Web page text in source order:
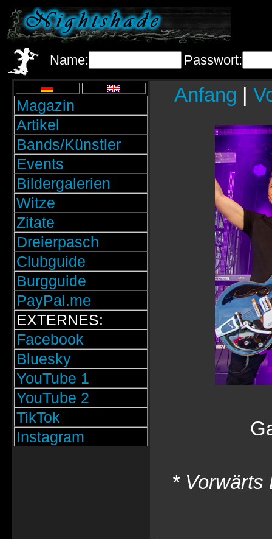
Name: Passwort:
Magazin
Artikel
Bands/Künstler
Events
Bildergalerien
Witze
Zitate
Dreierpasch
Clubguide
Burgguide
PayPal.me
EXTERNES:
Facebook
Bluesky
YouTube 1
YouTube 2
TikTok
Instagram
Anfang |
* Vorwärts